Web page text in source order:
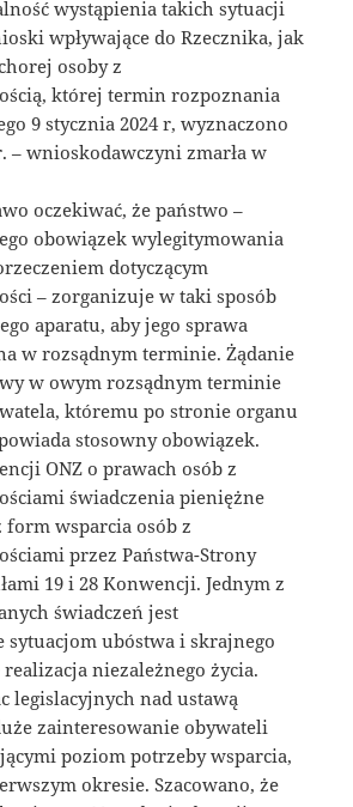
wystąpienia takich sytuacji
wpływające do Rzecznika, jak
osoby z
której termin rozpoznania
9 stycznia 2024 r, wyznaczono
– wnioskodawczyni zmarła w
oczekiwać, że państwo –
obowiązek wylegitymowania
dotyczącym
– zorganizuje w taki sposób
aparatu, aby jego sprawa
w rozsądnym terminie. Żądanie
w owym rozsądnym terminie
któremu po stronie organu
stosowny obowiązek.
ONZ o prawach osób z
świadczenia pieniężne
form wsparcia osób z
przez Państwa-Strony
19 i 28 Konwencji. Jednym z
świadczeń jest
sytuacjom ubóstwa i skrajnego
niezależnego życia.
legislacyjnych nad ustawą
zainteresowanie obywateli
poziom potrzeby wsparcia,
okresie. Szacowano, że